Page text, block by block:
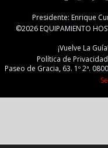
Presidente: Enrique
©2026 EQUIPAMIENTO
¡Vuelve La Guía!
Política de Privacidad
Paseo de Gracia, 63. 1º 2ª.